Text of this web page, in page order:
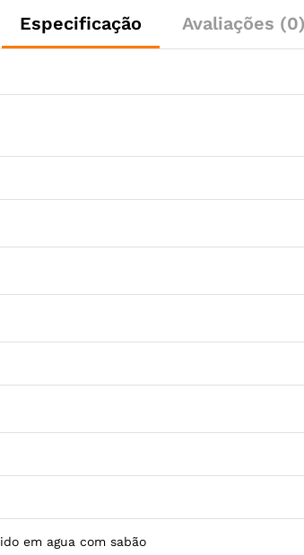
Especificação Avaliações (0)
em agua com sabão